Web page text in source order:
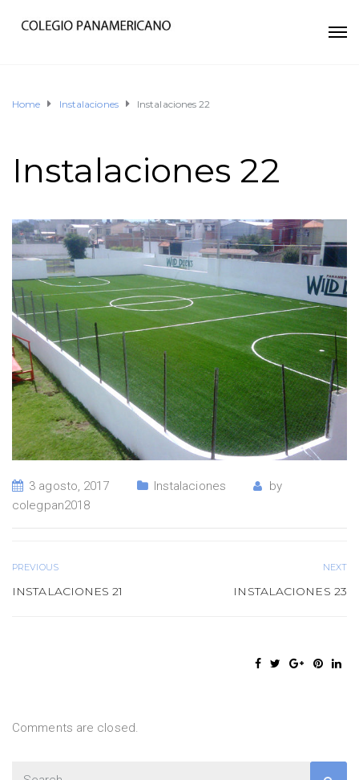
Home Instalaciones Instalaciones 22
Instalaciones 22
3 agosto, 2017 Instalaciones
by
colegpan2018
PREVIOUS
INSTALACIONES 21
NEXT
INSTALACIONES 23
Comments are closed.